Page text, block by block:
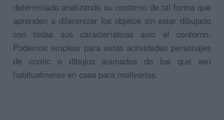
determinado analizando su contorno de tal forma que
aprenden a diferenciar los objetos sin estar dibujado
con todas sus características solo el contorno.
Podemos emplear para estas actividades personajes
de comic o dibujos animados de los que ven
habitualmente en casa para motivarlos.